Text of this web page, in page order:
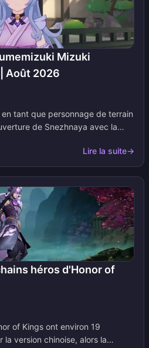
Mizuki
Août 2026
tant que personnage de terrain
de Snezhnaya avec la
ses choix d'artefacts,
ses équipes Cryo-Anémo. Nous
lors de la sortie des patchs ou
spiralées.
Lire la suite→
héros d'Honor of
of Kings ont environ 19
version chinoise, alors la